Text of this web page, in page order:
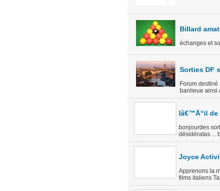
Billard
échanges et
Sorties DF
Forum
banlieue ainsi
lâ€™Å“il de
bonjourdes
désidératas ...
Joyce
Apprenons la
films italiens